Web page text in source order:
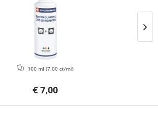
€ 7,00
100 ml (7,00 ct/ml)